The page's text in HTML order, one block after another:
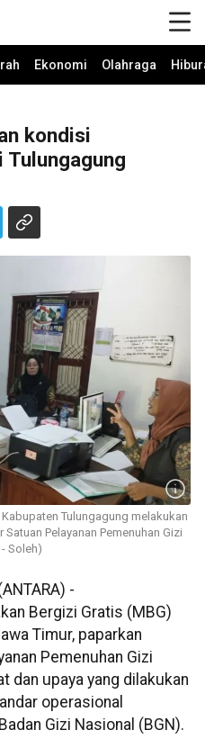
Ekonomi Olahraga
kondisi
Tulungagung
Tulungagung melakukan
Pelayanan Pemenuhan Gizi
Soleh)
-
Bergizi Gratis (MBG)
Timur, paparkan
Pemenuhan Gizi
dan upaya yang dilakukan
operasional
Gizi Nasional (BGN).